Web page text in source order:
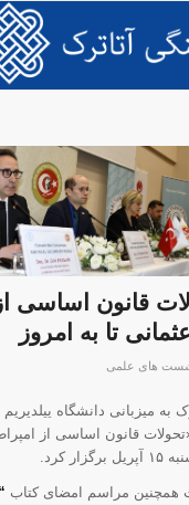
قانون اساسی از
تا به امروز
های علمی
میزبانی دانشگاه ییلدیریم
قانون اساسی از
کرد.
همچنین مراسم امضای کتاب